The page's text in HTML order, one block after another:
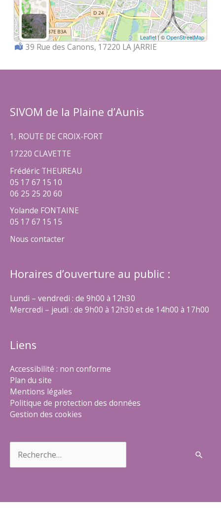
Leaflet| ©OpenStreetMap
Localisation :
39 Rue des Canons, 17220 LA JARRIE
SIVOM de la Plaine d’Aunis
1, ROUTE DE CROIX-FORT
17220 CLAVETTE
Frédéric THEUREAU
05 17 67 15 10
06 25 25 20 60
Yolande FONTAINE
05 17 67 15 15
Nous contacter
Horaires d’ouverture au public :
Lundi – vendredi : de 9h00 à 12h30
Mercredi – jeudi : de 9h00 à 12h30 et de 14h00 à 17h00
Liens
Accessibilité : non conforme
Plan du site
Mentions légales
Politique de protection des données
Gestion des cookies